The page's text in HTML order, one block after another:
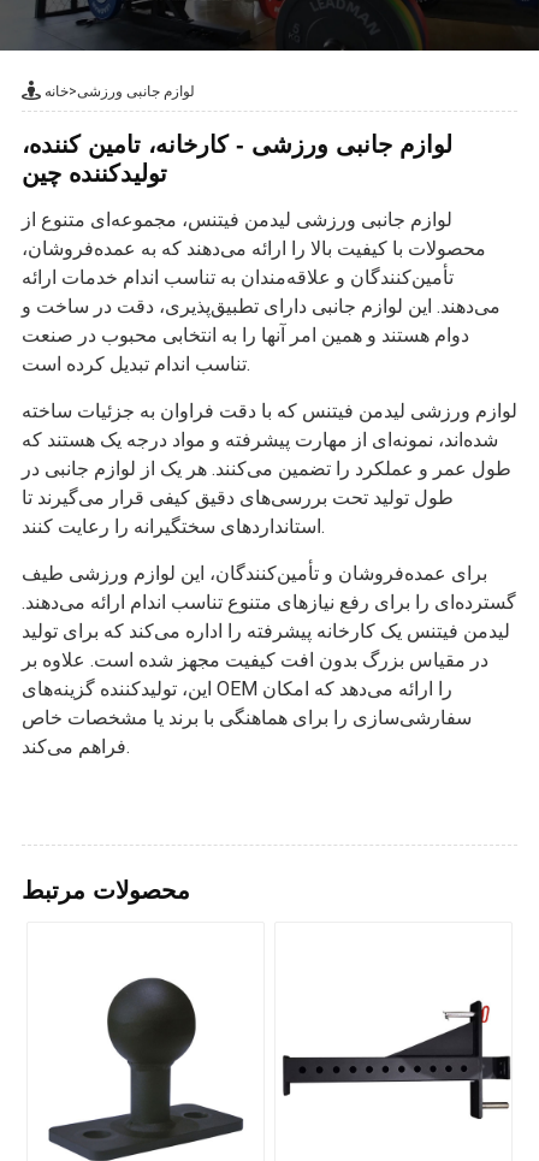
خانه>لوازم جانبی ورزشی
لوازم جانبی ورزشی - کارخانه، تامین کننده،
تولیدکننده چین
لوازم جانبی ورزشی لیدمن فیتنس، مجموعه‌ای متنوع از
محصولات با کیفیت بالا را ارائه می‌دهند که به عمده‌فروشان،
تأمین‌کنندگان و علاقه‌مندان به تناسب اندام خدمات ارائه
می‌دهند. این لوازم جانبی دارای تطبیق‌پذیری، دقت در ساخت و
دوام هستند و همین امر آنها را به انتخابی محبوب در صنعت
تناسب اندام تبدیل کرده است.
لوازم ورزشی لیدمن فیتنس که با دقت فراوان به جزئیات ساخته
شده‌اند، نمونه‌ای از مهارت پیشرفته و مواد درجه یک هستند که
طول عمر و عملکرد را تضمین می‌کنند. هر یک از لوازم جانبی در
طول تولید تحت بررسی‌های دقیق کیفی قرار می‌گیرند تا
استانداردهای سختگیرانه را رعایت کنند.
برای عمده‌فروشان و تأمین‌کنندگان، این لوازم ورزشی طیف
گسترده‌ای را برای رفع نیازهای متنوع تناسب اندام ارائه می‌دهند.
لیدمن فیتنس یک کارخانه پیشرفته را اداره می‌کند که برای تولید
در مقیاس بزرگ بدون افت کیفیت مجهز شده است. علاوه بر
این، تولیدکننده گزینه‌های OEM را ارائه می‌دهد که امکان
سفارشی‌سازی را برای هماهنگی با برند یا مشخصات خاص
فراهم می‌کند.
محصولات مرتبط